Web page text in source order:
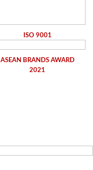
ISO 9001
ASEAN BRANDS AWARD
2021